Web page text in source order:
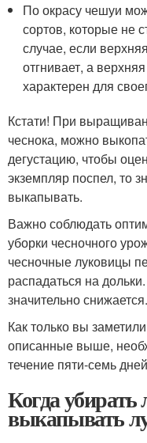
По окрасу чешуи
сортов, которые не
случае, если
отгнивает, а
характерен для
Кстати! При
чеснока, можно
дегустацию, чтобы
экземпляр поспел, то
выкапывать.
Важно соблюдать
уборки чесночного
чесночные луковицы
распадаться на
значительно снижается.
Как только вы
описанные выше,
течение пяти-семь
Когда
выкапывать